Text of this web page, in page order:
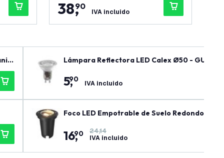
38,
90
IVA incluido
Lámpara Reflectora LED Calex Ø50 - GU10 -
5,
90 IVA incluido
Foco LED Empotrable de Suelo Redondo -
16,
90
24,14
IVA incluido